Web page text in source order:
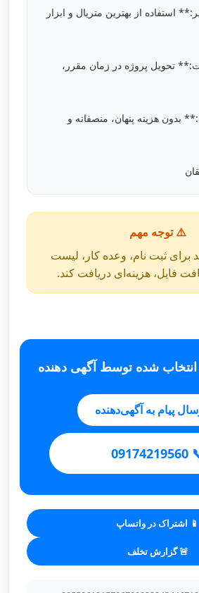
استفاده از بهترین متریال و ابزار
تحویل پروژه در زمان مقرر،
هزینه پنهان، منصفانه و
⚠️ توجه مهم
برای ثبت نام، وعده کار، لیست
فایل، هزینه‌ای دریافت کند.
انتخاب شده توسط آگهی دهنده
پیام به آگهی‌دهنده
📞
📱 اشتراک در واتساپ
🚨 گزارش تخلف